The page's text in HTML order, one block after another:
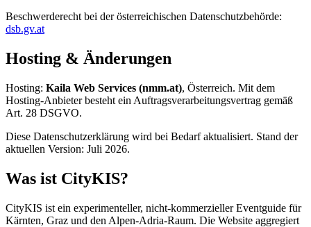
Beschwerderecht bei der österreichischen Datenschutzbehörde:
dsb.gv.at
Hosting & Änderungen
Hosting: Kaila Web Services (nmm.at), Österreich. Mit dem
Hosting-Anbieter besteht ein Auftragsverarbeitungsvertrag gemäß
Art. 28 DSGVO.
Diese Datenschutzerklärung wird bei Bedarf aktualisiert. Stand der
aktuellen Version: Juli 2026.
Was ist CityKIS?
CityKIS ist ein experimenteller, nicht-kommerzieller Eventguide für
Kärnten, Graz und den Alpen-Adria-Raum. Die Website aggregiert